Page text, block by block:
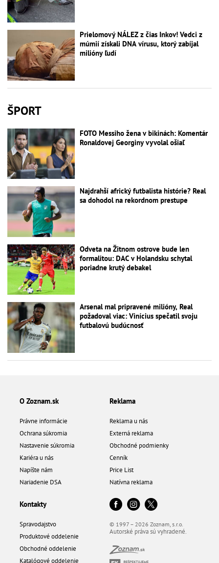
Prielomový NÁLEZ z čias Inkov! Vedci z
múmií získali DNA vírusu, ktorý zabíjal
milióny ľudí
ŠPORT
FOTO Messiho žena v bikinách: Komentár
Ronaldovej Georginy vyvolal ošiaľ
Najdrahší africký futbalista histórie? Real
sa dohodol na rekordnom prestupe
Odveta na Žitnom ostrove bude len
formalitou: DAC v Holandsku schytal
poriadne krutý debakel
Arsenal mal pripravené milióny, Real
požadoval viac: Vinícius spečatil svoju
futbalovú budúcnosť
O Zoznam.sk
Právne informácie
Ochrana súkromia
Nastavenie súkromia
Kariéra u nás
Napíšte nám
Nariadenie DSA
Reklama
Reklama u nás
Externá reklama
Obchodné podmienky
Cenník
Price List
Natívna reklama
Kontakty
Spravodajstvo
Produktové oddelenie
Obchodné oddelenie
Katalógové oddelenie
© 1997 – 2026 Zoznam, s.r.o.
Autorské práva sú vyhradené.